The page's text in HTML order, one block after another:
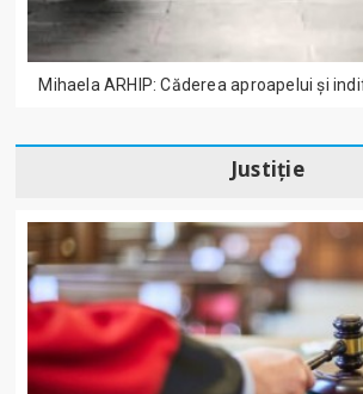
Mihaela ARHIP: Căderea aproapelui și
Justiție